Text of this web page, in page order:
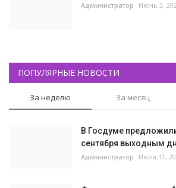
Администратор Июнь 3,
ПОПУЛЯРНЫЕ НОВОСТИ
За неделю За месяц
В Госдуме
сентября выходным
Администратор Июля 11,